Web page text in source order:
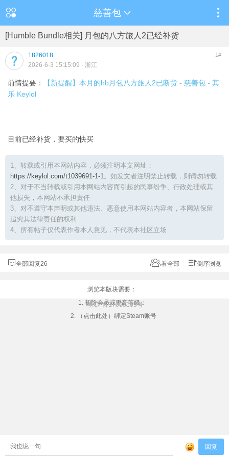
慈善包
[Humble Bundle相关] 月包的八方旅人2已经补货
1826018 1#
2026-6-3 15:15:09 · 浙江
前情提要：
【新提醒】本月的hb月包八方旅人2已断货 - 慈善包 - 其
乐 Keylol
目前已经补货，要买的快买
1、转载或引用本网站内容，必须注明本文网址：
https://keylol.com/t1039691-1-1。如发文者注明禁止转载，则请勿转载
2、对于不当转载或引用本网站内容而引起的民事纷争、行政处理或其
他损失，本网站不承担责任
3、对不遵守本声明或其他违法、恶意使用本网站内容者，本网站保留
追究其法律责任的权利
4、所有帖子仅代表作者本人意见，不代表本社区立场
全部回复26 看全部 倒序浏览
浏览本版块需要：
1. 初阶会员或更高等级；
2. （点击此处）绑定Steam账号
粤ICP备17068105号